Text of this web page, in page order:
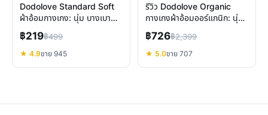
Dodolove Standard Soft
ผ้าอ้อมกางเกง: นุ่ม บางเบา
สบายตัว ลดผื่น มั่นใจทุกการ
เคลื่อนไหว
฿219฿499
★ 4.9ขาย 945
รีวิว Dodolove Organic
กางเกงผ้าอ้อมออร์แกนิก: นุ่ม
บาง ซึมซับดี ไม่ระคายเคือง
฿726฿2,399
★ 5.0ขาย 707